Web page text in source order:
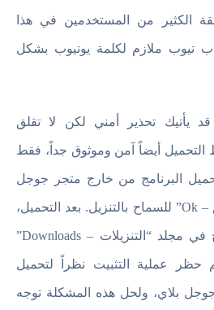
الكثير من المستخدمين في هذا
تيوب ملازم لكلمة يوتيوب بشكل
يأتيك تحذير أمني لكن لا تقلق
التحميل أيضاً آمن وموثوق جداً، فقط
تحميل البرنامج من خارج متجر جوجل
بلاي، أضغط على “موافق – Ok” للسماح بالتنزيل. بعد التحميل،
أذهب إلى أيقونة البرنامج في مجلد “التنزيلات – Downloads”
حظر عملية التثبيت نظراً لتحميل
بلاي، ولحل هذه المشكلة توجه